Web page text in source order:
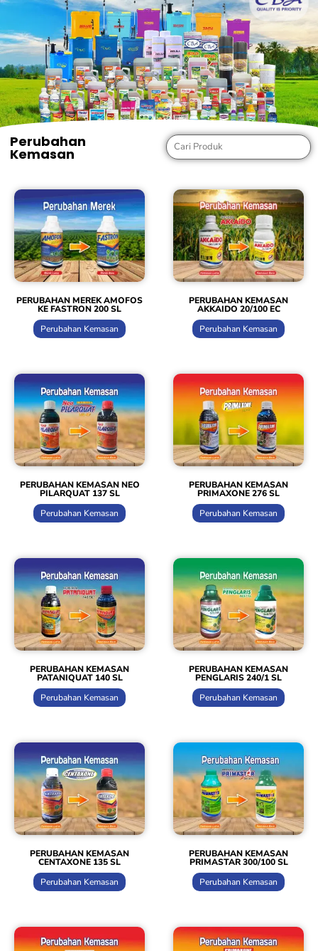
Perubahan
Kemasan
PERUBAHAN MEREK AMOFOS
KE FASTRON 200 SL
Perubahan Kemasan
PERUBAHAN KEMASAN
AKKAIDO 20/100 EC
Perubahan Kemasan
PERUBAHAN KEMASAN NEO
PILARQUAT 137 SL
Perubahan Kemasan
PERUBAHAN KEMASAN
PRIMAXONE 276 SL
Perubahan Kemasan
PERUBAHAN KEMASAN
PATANIQUAT 140 SL
Perubahan Kemasan
PERUBAHAN KEMASAN
PENGLARIS 240/1 SL
Perubahan Kemasan
PERUBAHAN KEMASAN
CENTAXONE 135 SL
Perubahan Kemasan
PERUBAHAN KEMASAN
PRIMASTAR 300/100 SL
Perubahan Kemasan